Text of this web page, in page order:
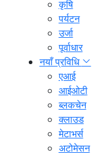
कृषि
पर्यटन
उर्जा
पूर्वाधार
नयाँ प्रविधि
एआई
आईओटी
ब्लकचेन
क्लाउड
मेटाभर्स
अटोमेसन